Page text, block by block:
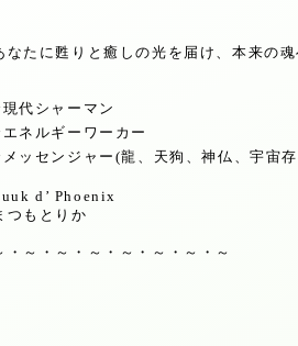
なたに甦りと癒しの光を届け、本来の魂
現代シャーマン
エネルギーワーカー
メッセンジャー (龍、天狗、神仏、宇宙
d’ Phoenix
つもとりか
・～・～・～・～・～・～・～